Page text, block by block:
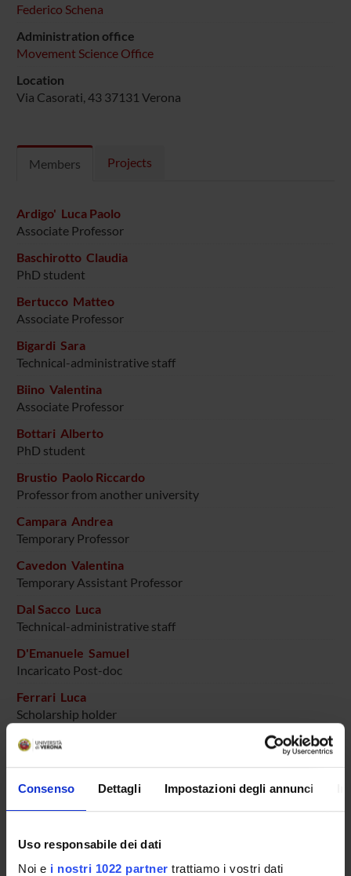
Consenso Dettagli Impostazioni degli annunci
Uso responsabile dei dati
Noi e i nostri 1022 partner trattiamo i vostri dati
Federico Schena
Administration office
Movement Science Office
Location
Via Casorati, 43 37131 Verona
Members Projects
Ardigo' Luca Paolo
Associate Professor
Baschirotto Claudia
PhD student
Bertucco Matteo
Associate Professor
Bigardi Sara
Technical-administrative staff
Biino Valentina
Associate Professor
Bottari Alberto
PhD student
Brustio Paolo Riccardo
Professor from another university
Campara Andrea
Temporary Professor
Cavedon Valentina
Temporary Assistant Professor
Dal Sacco Luca
Technical-administrative staff
D'Emanuele Samuel
Incaricato Post-doc
Ferrari Luca
Scholarship holder
Fiorio Mirta
Ghiotto Laura
Associate Professor